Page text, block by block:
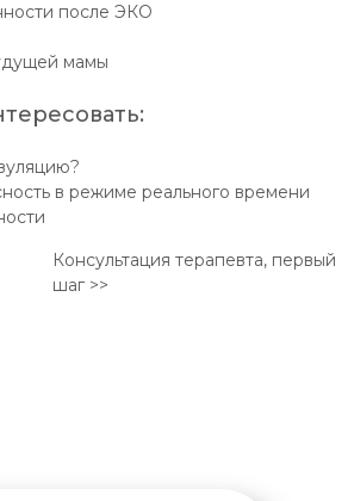
после ЭКО
мамы
в режиме реального времени
Консультация терапевта, первый
шаг >>